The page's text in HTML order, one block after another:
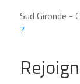
Sud Gironde -
?